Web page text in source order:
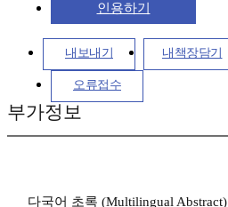
인용하기
내보내기 내책장담기
오류접수
부가정보
다국어 초록 (Multilingual Abstract)